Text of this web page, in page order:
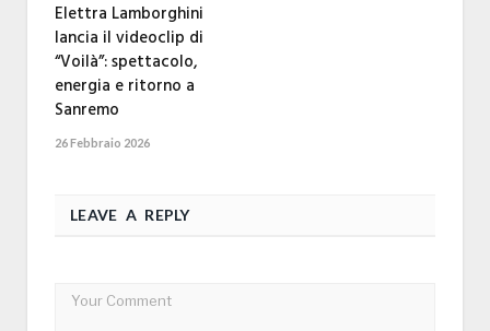
Elettra Lamborghini
lancia il videoclip di
“Voilà”: spettacolo,
energia e ritorno a
Sanremo
26 Febbraio 2026
LEAVE A REPLY